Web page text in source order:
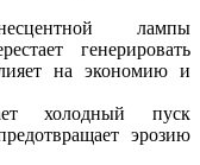
лампы
генерировать
на экономию и
холодный пуск
эрозию